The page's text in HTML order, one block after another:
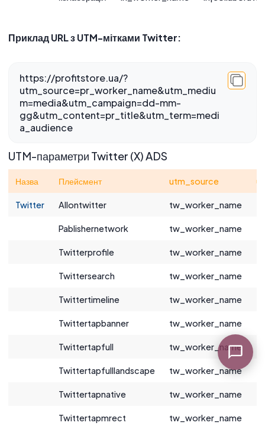
Приклад URL з UTM-мітками Twitter:
https://profitstore.ua/?
utm_source=pr_worker_name&utm_mediu
m=media&utm_campaign=dd-mm-
gg&utm_content=pr_title&utm_term=medi
a_audience
UTM-параметри Twitter (X) ADS
Назва Плейсмент utm_source
Twitter Allontwitter tw_worker_name
Pablishernetwork tw_worker_name
Twitterprofile tw_worker_name
Twittersearch tw_worker_name
Twittertimeline tw_worker_name
Twittertapbanner tw_worker_name
Twittertapfull tw_worker_name
Twittertapfulllandscape tw_worker_name
Twittertapnative tw_worker_name
Twittertapmrect tw_worker_name